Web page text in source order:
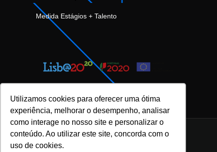
Utilizamos cookies para oferecer uma ótima
experiência, melhorar o desempenho, analisar
como interage no nosso site e personalizar o
conteúdo. Ao utilizar este site, concorda com o
uso de cookies.
Medida Estágios + Talento